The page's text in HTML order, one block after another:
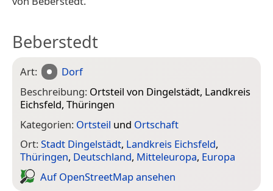
Beberstedt
Art:
Dorf
Beschreibung: Ortsteil von Dingelstädt, Landkreis
Eichsfeld, Thüringen
Kategorien: Ortsteil und Ortschaft
Ort:Stadt Dingelstädt, Landkreis Eichsfeld,
Thüringen, Deutschland, Mitteleuropa, Europa
Auf Open­Street­Map ansehen